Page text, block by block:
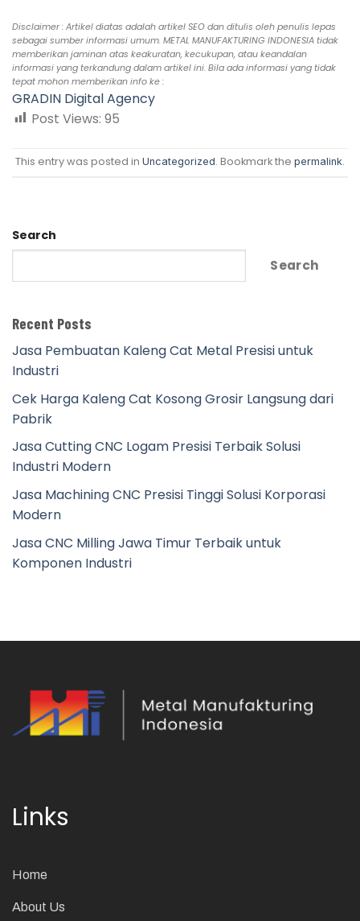
Disclaimer : Artikel diatas adalah artikel SEO dan ditulis oleh penulis lepas
sebagai sumber informasi umum. METAL MANUFAKTURING INDONESIA tidak
memberikan jaminan atas keakuratan, kecukupan, atau keandalan
informasi yang terkandung dalam artikel ini. Bila ada informasi yang tidak
tepat mohon memberikan info ke :
GRADIN Digital Agency
Post Views: 95
This entry was posted in Uncategorized. Bookmark the permalink.
Search
Search
Recent Posts
Jasa Pembuatan Kaleng Cat Metal Presisi untuk
Industri
Cek Harga Kaleng Cat Kosong Grosir Langsung dari
Pabrik
Jasa Cutting CNC Logam Presisi Terbaik Solusi
Industri Modern
Jasa Machining CNC Presisi Tinggi Solusi Korporasi
Modern
Jasa CNC Milling Jawa Timur Terbaik untuk
Komponen Industri
Links
Home
About Us